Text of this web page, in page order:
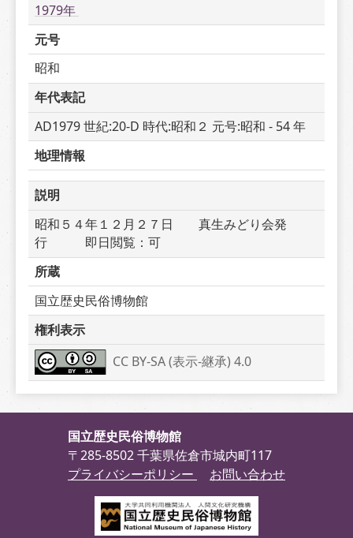
1979年
元号
昭和
年代表記
AD1979 世紀:20-D 時代:昭和２ 元号:昭和 - 54 年
地理情報
説明
昭和５４年１２月２７日　　真生みどり会発
行　　　即日閲覧：可
所蔵
国立歴史民俗博物館
権利表示
CC BY-SA (表示-継承) 4.0
国立歴史民俗博物館
〒285-8502 千葉県佐倉市城内町117
プライバシーポリシー
お問い合わせ